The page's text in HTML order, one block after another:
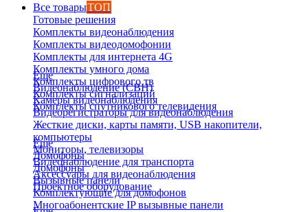
Все товарыТОП
Готовые решения
Комплекты видеонаблюдения
Комплекты видеодомофонии
Комплекты для интернета 4G
Комплекты умного дома
Комплекты цифрового тв
Комплекты сигнализаций
Комплекты спутникового телевидения
Еще
Видеонаблюдение (СВН)
Камеры видеонаблюдения
Видеорегистраторы для видеонаблюдения
Жесткие диски, карты памяти, USB накопители,
компьютеры
Мониторы, телевизоры
Видеонаблюдение для транспорта
Аксессуары для видеонаблюдения
Проектное оборудование
Еще
Домофоны
Домофоны
Вызывные панели
Комплектующие для домофонов
Многоабонентские IP вызывные панели